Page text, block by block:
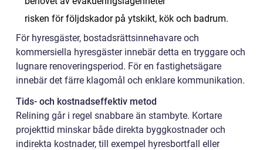
risken för följdskador på ytskikt, kök och badrum.
För hyresgäster, bostadsrättsinnehavare och
kommersiella hyresgäster innebär detta en tryggare och
lugnare renoveringsperiod. För en fastighetsägare
innebär det färre klagomål och enklare kommunikation.
Tids- och kostnadseffektiv metod
Relining går i regel snabbare än stambyte. Kortare
projekttid minskar både direkta byggkostnader och
indirekta kostnader, till exempel hyresbortfall eller